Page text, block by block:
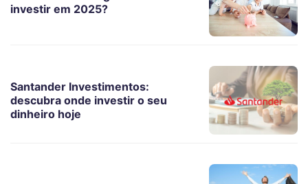
investir em 2025?
Santander Investimentos:
descubra onde investir o seu
dinheiro hoje